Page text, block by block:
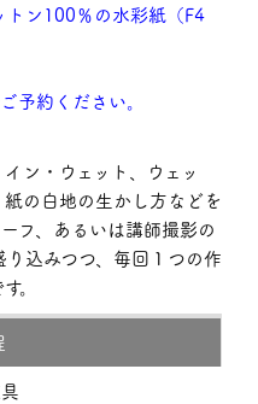
ン100％の水彩紙（F4
予約ください。
ン・ウェット、ウェッ
の白地の生かし方などを
フ、あるいは講師撮影の
込みつつ、毎回１つの作
。